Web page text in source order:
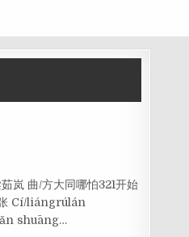
曲/方大同哪怕321开始
张 Cí/liángrúlán
shuāng…